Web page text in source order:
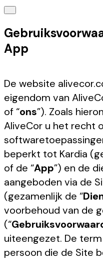
App
De website
eigendom van
of “ons”). Zoals
AliveCor u het recht
beperkt tot Kardia
of de “App”) en de
aangeboden via de
(gezamenlijk de “
voorbehoud van de
(“
uiteengezet. De term
persoon die de Site